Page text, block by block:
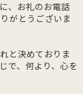
、お礼のお電話
がとうございま
と決めておりま
で、何より、心を